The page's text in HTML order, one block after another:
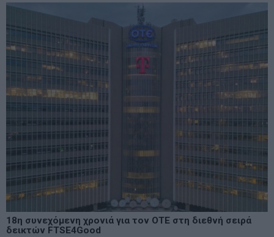
18η συνεχόμενη χρονιά για τον ΟΤΕ στη διεθνή σειρά
δεικτών FTSE4Good